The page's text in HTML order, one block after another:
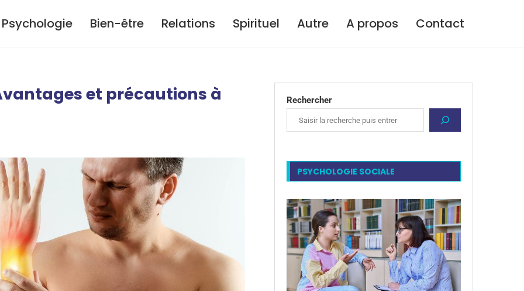
Psychologie Bien-être Relations Spirituel Autre A propos Contact
et précautions à Rechercher
PSYCHOLOGIE SOCIALE